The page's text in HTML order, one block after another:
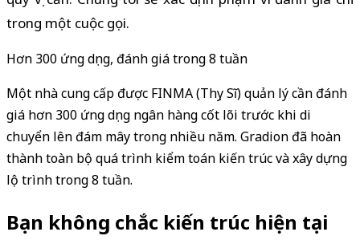
trong một cuộc gọi.
Hơn 300 ứng dụng, đánh giá trong 8 tuần
Một nhà cung cấp được FINMA (Thụy Sĩ) quản lý cần đánh
giá hơn 300 ứng dụng ngân hàng cốt lõi trước khi di
chuyển lên đám mây trong nhiều năm. Gradion đã hoàn
thành toàn bộ quá trình kiểm toán kiến trúc và xây dựng
lộ trình trong 8 tuần.
Bạn không chắc kiến ​​trúc hiện tại